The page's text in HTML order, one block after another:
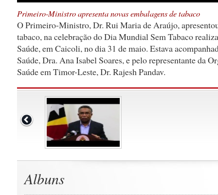
Primeiro-Ministro apresenta novas embalagens de tabaco
O Primeiro-Ministro, Dr. Rui Maria de Araújo,
tabaco, na celebração do Dia Mundial Sem Tabaco
Saúde, em Caicoli, no dia 31 de maio. Estava
Saúde, Dra. Ana Isabel Soares, e pelo representante da
Saúde em Timor-Leste, Dr. Rajesh Pandav.
Albuns